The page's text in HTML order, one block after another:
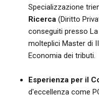
Specializzazione
Ricerca (Diritto
conseguiti presso La
molteplici Master di
Economia dei tributi.
Esperienza per il
d'eccellenza come